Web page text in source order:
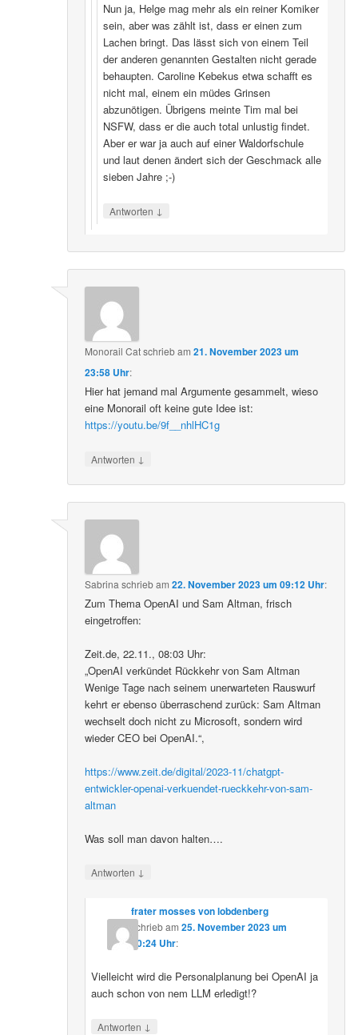
Nun ja, Helge mag mehr als ein reiner Komiker
sein, aber was zählt ist, dass er einen zum
Lachen bringt. Das lässt sich von einem Teil
der anderen genannten Gestalten nicht gerade
behaupten. Caroline Kebekus etwa schafft es
nicht mal, einem ein müdes Grinsen
abzunötigen. Übrigens meinte Tim mal bei
NSFW, dass er die auch total unlustig findet.
Aber er war ja auch auf einer Waldorfschule
und laut denen ändert sich der Geschmack alle
sieben Jahre ;-)
Antworten ↓
Monorail Catschriebam21. November 2023 um
23:58 Uhr:
Hier hat jemand mal Argumente gesammelt, wieso
eine Monorail oft keine gute Idee ist:
https://youtu.be/9f__nhlHC1g
Antworten ↓
Sabrina schriebam22. November 2023 um 09:12 Uhr:
Zum Thema OpenAI und Sam Altman, frisch
eingetroffen:
Zeit.de, 22.11., 08:03 Uhr:
„OpenAI verkündet Rückkehr von Sam Altman
Wenige Tage nach seinem unerwarteten Rauswurf
kehrt er ebenso überraschend zurück: Sam Altman
wechselt doch nicht zu Microsoft, sondern wird
wieder CEO bei OpenAI.“,
https://www.zeit.de/digital/2023-11/chatgpt-
entwickler-openai-verkuendet-rueckkehr-von-sam-
altman
Was soll man davon halten….
Antworten ↓
frater mosses von lobdenberg
schriebam 25. November 2023 um
10:24 Uhr:
Vielleicht wird die Personalplanung bei OpenAI ja
auch schon von nem LLM erledigt!?
Antworten ↓